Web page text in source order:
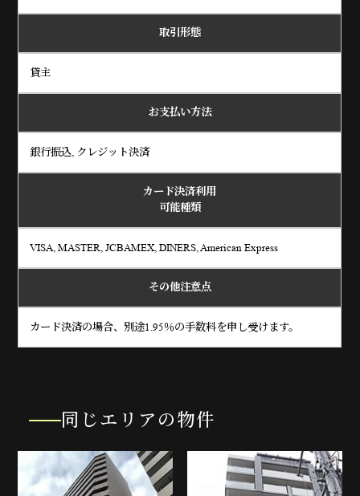
取引形態
貸主
お支払い方法
銀行振込, クレジット決済
カード決済利用
可能種類
VISA, MASTER, JCBAMEX, DINERS, American Express
その他注意点
カード決済の場合、別途1.95％の手数料を申し受けます。
同じエリアの物件